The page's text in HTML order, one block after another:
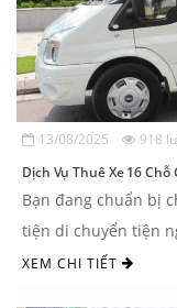
13/08/2025 918
Dịch Vụ Thuê Xe 16
Bạn đang chuẩn bị
tiện di chuyển tiện
Dịch vụ thuê xe 16
XEM CHI TIẾT